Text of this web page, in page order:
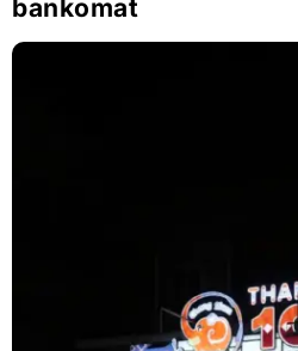
bankomat